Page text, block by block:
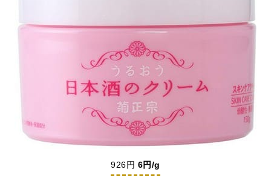
926円 6円/g